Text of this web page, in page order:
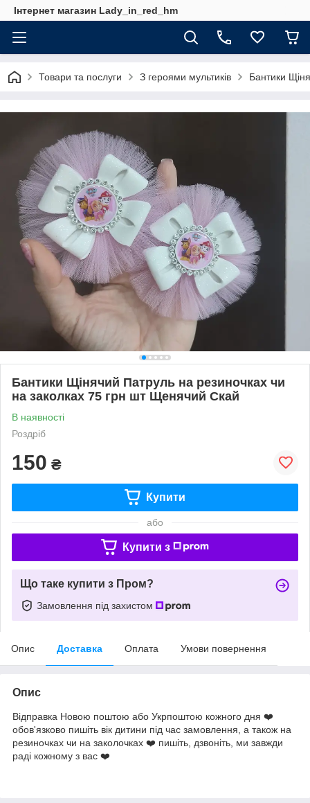
Інтернет магазин Lady_in_red_hm
Товари та послуги З героями мультиків Бантики
Бантики Щінячий Патруль на резиночках чи
на заколках 75 грн шт Щенячий Скай
В наявності
Роздріб
150 ₴
Купити
або
Купити з
Що таке купити з Пром?
Замовлення під захистом
Опис Доставка Оплата Умови повернення
Опис
Відправка Новою поштою або Укрпоштою кожного дня ❤️
обов'язково пишіть вік дитини під час замовлення, а також на
резиночках чи на заколочках ❤️ пишіть, дзвоніть, ми завжди
раді кожному з вас ❤️